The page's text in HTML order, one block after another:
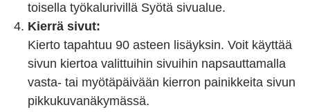
toisella työkalurivillä Syötä sivualue.
Kierrä sivut:
Kierto tapahtuu 90 asteen lisäyksin. Voit käyttää
sivun kiertoa valittuihin sivuihin napsauttamalla
vasta- tai myötäpäivään kierron painikkeita sivun
pikkukuvanäkymässä.